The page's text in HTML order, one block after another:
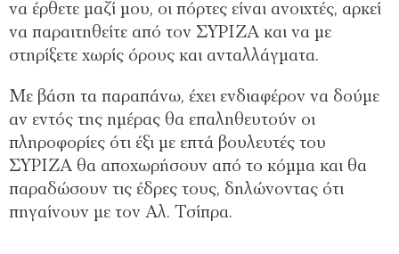
να έρθετε μαζί μου, οι πόρτες είναι ανοιχτές, αρκεί
να παραιτηθείτε από τον ΣΥΡΙΖΑ και να με
στηρίξετε χωρίς όρους και ανταλλάγματα.
Με βάση τα παραπάνω, έχει ενδιαφέρον να δούμε
αν εντός της ημέρας θα επαληθευτούν οι
πληροφορίες ότι έξι με επτά βουλευτές του
ΣΥΡΙΖΑ θα αποχωρήσουν από το κόμμα και θα
παραδώσουν τις έδρες τους, δηλώνοντας ότι
πηγαίνουν με τον Αλ. Τσίπρα.